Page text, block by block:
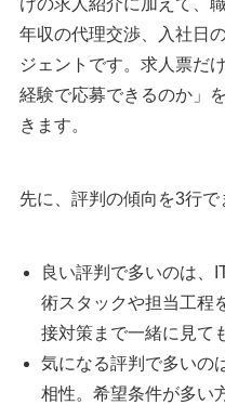
年収の代理交渉、入社日
ジェントです。求人票だ
経験で応募できるのか」
きます。
先に、評判の傾向を3行で
良い評判で多いのは、
術スタックや担当工程
接対策まで一緒に見て
気になる評判で多いの
相性。希望条件が多い